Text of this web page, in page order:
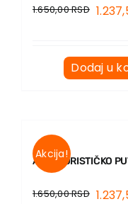
1.650,00RSD
Dodaj u
Akcija!
AVANTURISTIČKO
1.650,00RSD